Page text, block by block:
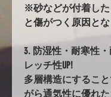
※砂などが付着し
と傷がつく原因と
3. 防湿性・耐寒性
レッチ性UP!
多層構造にするこ
がら通気性に優れ